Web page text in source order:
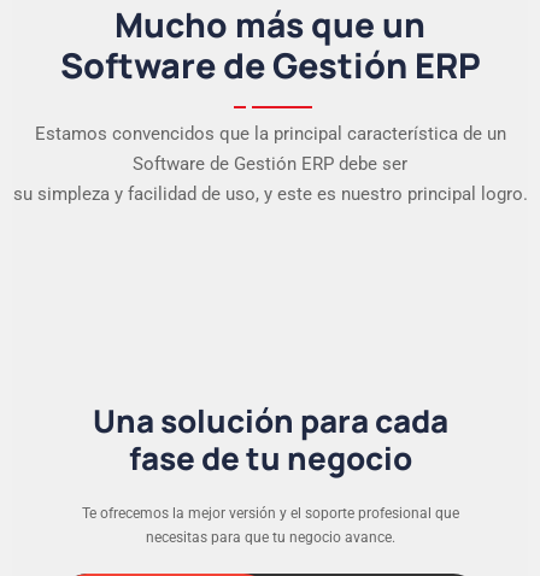
Mucho más que un
Software de Gestión ERP
Estamos convencidos que la principal característica de un
Software de Gestión ERP debe ser
su simpleza y facilidad de uso, y este es nuestro principal logro.
Una solución para cada
fase de tu negocio
Te ofrecemos la mejor versión y el soporte profesional que
necesitas para que tu negocio avance.